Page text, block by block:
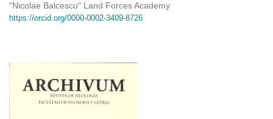
"Nicolae Balcescu" Land Forces Academy
https://orcid.org/0000-0002-3409-8726